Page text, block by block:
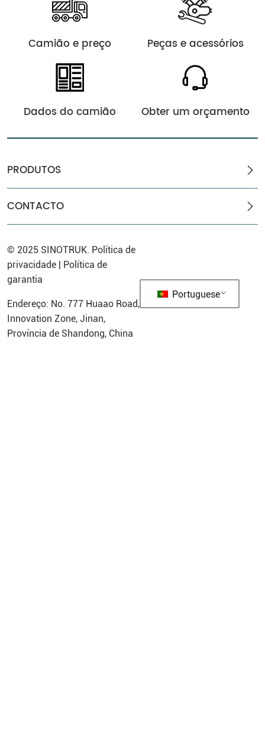
Camião e preço Peças e acessórios
Dados do camião Obter um orçamento
PRODUTOS
CONTACTO
© 2025 SINOTRUK. Política de
privacidade|
Política de
garantia
Endereço: No. 777 Huaao Road,
Innovation Zone, Jinan,
Província de Shandong, China
Portuguese